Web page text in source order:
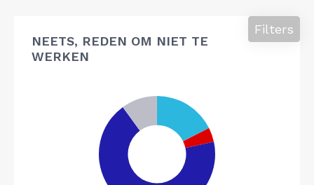
NEETS, REDEN OM NIET TE
WERKEN
Filters